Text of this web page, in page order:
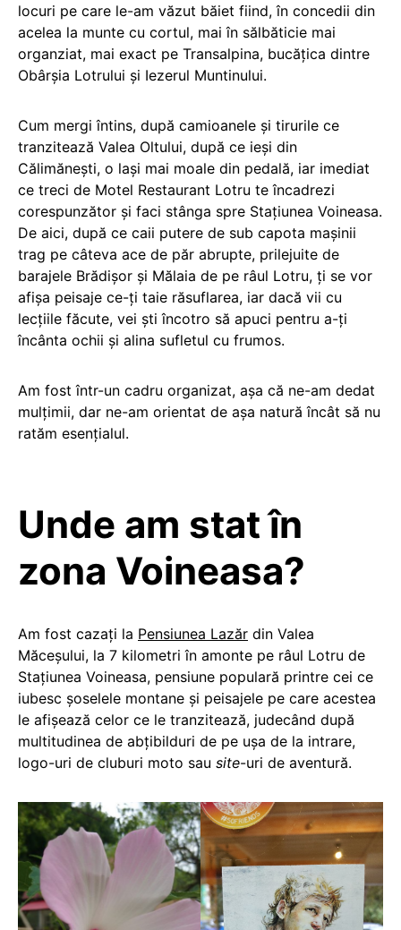
locuri pe care le-am văzut băiet fiind, în concedii din
acelea la munte cu cortul, mai în sălbăticie mai
organziat, mai exact pe Transalpina, bucățica dintre
Obârșia Lotrului și Iezerul Muntinului.
Cum mergi întins, după camioanele și tirurile ce
tranzitează Valea Oltului, după ce ieși din
Călimănești, o lași mai moale din pedală, iar imediat
ce treci de Motel Restaurant Lotru te încadrezi
corespunzător și faci stânga spre Stațiunea Voineasa.
De aici, după ce caii putere de sub capota mașinii
trag pe câteva ace de păr abrupte, prilejuite de
barajele Brădișor și Mălaia de pe râul Lotru, ți se vor
afișa peisaje ce-ți taie răsuflarea, iar dacă vii cu
lecțiile făcute, vei ști încotro să apuci pentru a-ți
încânta ochii și alina sufletul cu frumos.
Am fost într-un cadru organizat, așa că ne-am dedat
mulțimii, dar ne-am orientat de așa natură încât să nu
ratăm esențialul.
Unde am stat în
zona Voineasa?
Am fost cazați la Pensiunea Lazăr din Valea
Măceșului, la 7 kilometri în amonte pe râul Lotru de
Stațiunea Voineasa, pensiune populară printre cei ce
iubesc șoselele montane și peisajele pe care acestea
le afișează celor ce le tranzitează, judecând după
multitudinea de abțibilduri de pe ușa de la intrare,
logo-uri de cluburi moto sau site-uri de aventură.